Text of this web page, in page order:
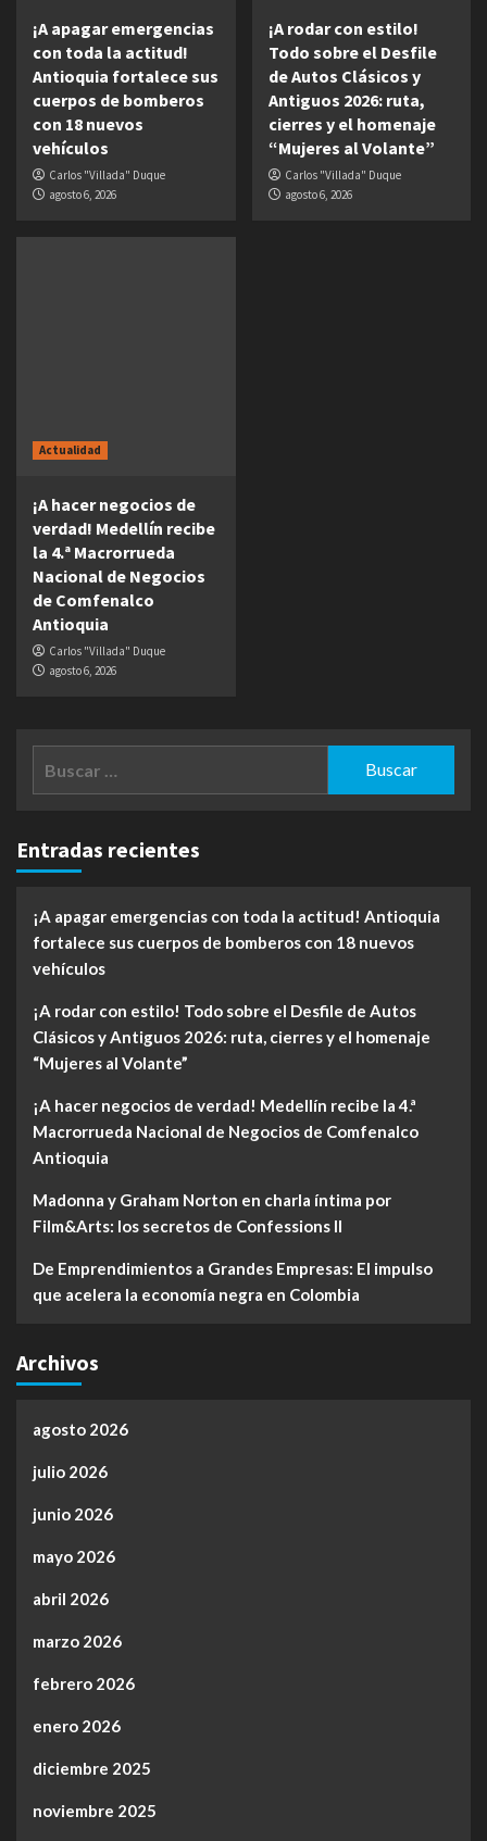
¡A apagar emergencias
con toda la actitud!
Antioquia fortalece sus
cuerpos de bomberos
con 18 nuevos
vehículos
Carlos "Villada" Duque
agosto 6, 2026
¡A rodar con estilo!
Todo sobre el Desfile
de Autos Clásicos y
Antiguos 2026: ruta,
cierres y el homenaje
“Mujeres al Volante”
Carlos "Villada" Duque
agosto 6, 2026
Actualidad
¡A hacer negocios de
verdad! Medellín recibe
la 4.ª Macrorrueda
Nacional de Negocios
de Comfenalco
Antioquia
Carlos "Villada" Duque
agosto 6, 2026
Entradas recientes
¡A apagar emergencias con toda la actitud! Antioquia
fortalece sus cuerpos de bomberos con 18 nuevos
vehículos
¡A rodar con estilo! Todo sobre el Desfile de Autos
Clásicos y Antiguos 2026: ruta, cierres y el homenaje
“Mujeres al Volante”
¡A hacer negocios de verdad! Medellín recibe la 4.ª
Macrorrueda Nacional de Negocios de Comfenalco
Antioquia
Madonna y Graham Norton en charla íntima por
Film&Arts: los secretos de Confessions II
De Emprendimientos a Grandes Empresas: El impulso
que acelera la economía negra en Colombia
Archivos
agosto 2026
julio 2026
junio 2026
mayo 2026
abril 2026
marzo 2026
febrero 2026
enero 2026
diciembre 2025
noviembre 2025